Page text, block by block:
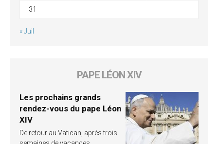
31
« Juil
PAPE LÉON XIV
Les prochains grands
rendez-vous du pape Léon
XIV
De retour au Vatican, après trois